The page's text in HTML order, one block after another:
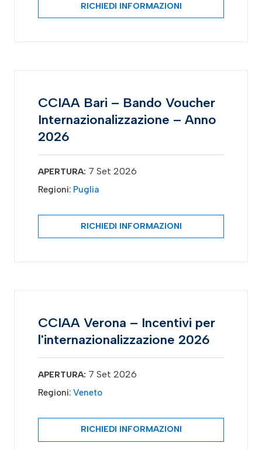
RICHIEDI INFORMAZIONI
CCIAA Bari – Bando Voucher
Internazionalizzazione – Anno
2026
APERTURA: 7 Set 2026
Regioni: Puglia
RICHIEDI INFORMAZIONI
CCIAA Verona – Incentivi per
l'internazionalizzazione 2026
APERTURA: 7 Set 2026
Regioni: Veneto
RICHIEDI INFORMAZIONI